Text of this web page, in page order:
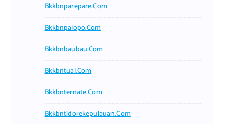
Bkkbnparepare.com
Bkkbnpalopo.com
Bkkbnbaubau.com
Bkkbntual.com
Bkkbnternate.com
Bkkbntidorekepulauan.com